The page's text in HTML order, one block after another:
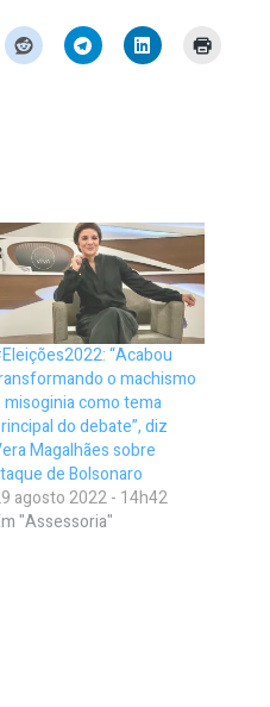
“Acabou
o machismo
misoginia como tema
do debate”, diz
Magalhães sobre
de Bolsonaro
agosto 2022 - 14h42
"Assessoria"